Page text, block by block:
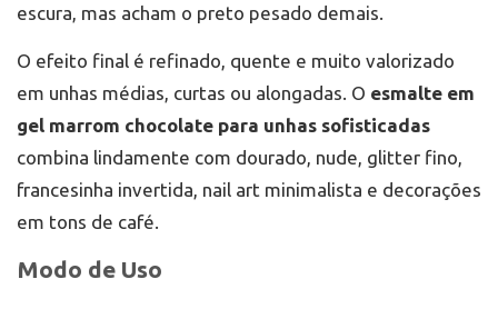
escura, mas acham o preto pesado demais.
O efeito final é refinado, quente e muito valorizado
em unhas médias, curtas ou alongadas. O esmalte em
gel marrom chocolate para unhas sofisticadas
combina lindamente com dourado, nude, glitter fino,
francesinha invertida, nail art minimalista e decorações
em tons de café.
Modo de Uso